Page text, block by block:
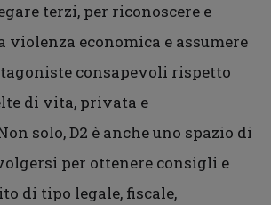
terzi, per riconoscere e
economica e assumere
consapevoli rispetto
di vita, privata e
solo, D2 è anche uno spazio di
per ottenere consigli e
di tipo legale, fiscale,